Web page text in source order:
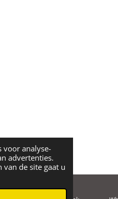
voor analyse-
advertenties.
de site gaat u